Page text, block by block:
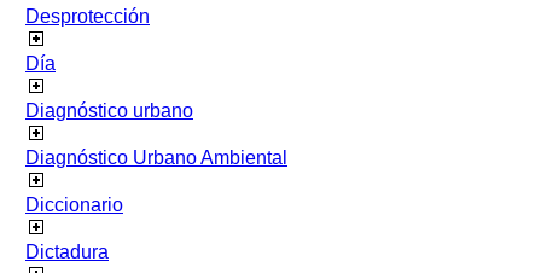
Desprotección
Día
Diagnóstico urbano
Diagnóstico Urbano Ambiental
Diccionario
Dictadura